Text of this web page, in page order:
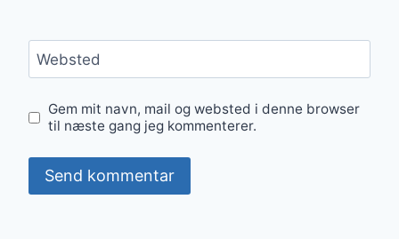
Websted
Gem mit navn, mail og websted i denne browser
til næste gang jeg kommenterer.